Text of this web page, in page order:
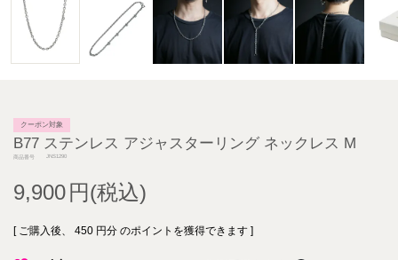
クーポン対象
B77 ステンレス アジャスターリング ネックレス M
商品番号 JNS1290
9,900
[ ご購入後、 450 円分 のポイントを獲得できます ]